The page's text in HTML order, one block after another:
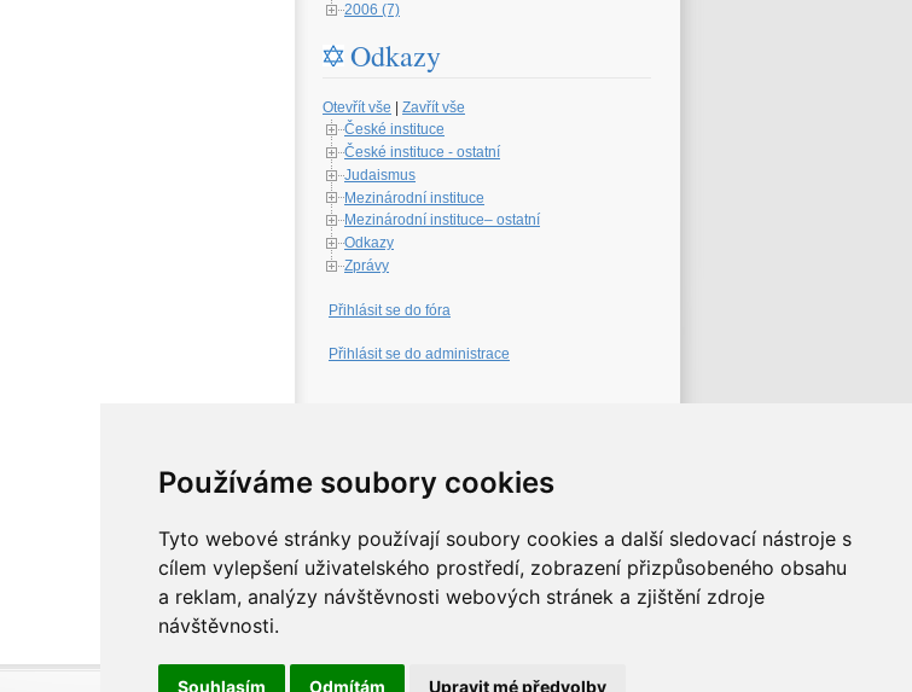
Používáme soubory cookies
Tyto webové stránky používají soubory cookies a další sledovací nástroje s
cílem vylepšení uživatelského prostředí, zobrazení přizpůsobeného obsahu
a reklam, analýzy návštěvnosti webových stránek a zjištění zdroje
návštěvnosti.
Souhlasím Odmítám Upravit mé předvolby
2006 (7)
Odkazy
Otevřít vše
Zavřít vše
České instituce
České instituce - ostatní
Judaismus
Mezinárodní instituce
Mezinárodní instituce– ostatní
Odkazy
Zprávy
Přihlásit se do fóra
Přihlásit se do administrace